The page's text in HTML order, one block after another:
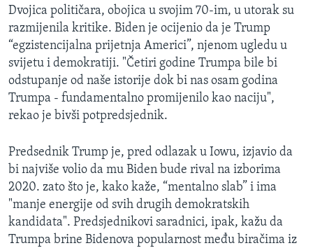
Dvojica političara, obojica u svojim 70-im, u utorak su
razmijenila kritike. Biden je ocijenio da je Trump
“egzistencijalna prijetnja Americi”, njenom ugledu u
svijetu i demokratiji. "Četiri godine Trumpa bile bi
odstupanje od naše istorije dok bi nas osam godina
Trumpa - fundamentalno promijenilo kao naciju",
rekao je bivši potpredsjednik.
Predsednik Trump je, pred odlazak u Iowu, izjavio da
bi najviše volio da mu Biden bude rival na izborima
2020. zato što je, kako kaže, “mentalno slab” i ima
"manje energije od svih drugih demokratskih
kandidata". Predsjednikovi saradnici, ipak, kažu da
Trumpa brine Bidenova popularnost među biračima iz